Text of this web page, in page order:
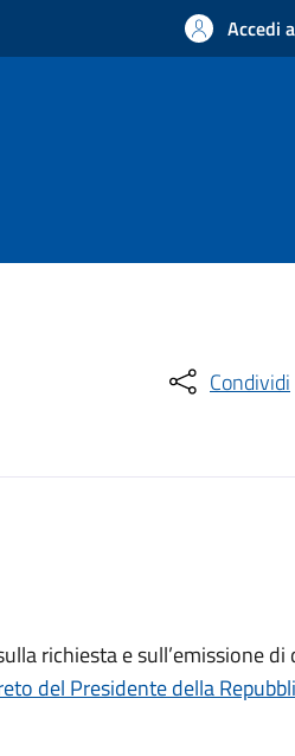
Accedi
Condividi
richiesta e sull’emissione
del Presidente della